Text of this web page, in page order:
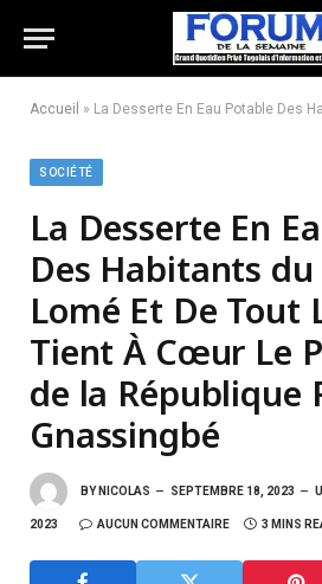
Accueil » La Desserte En Eau Potable Des Habitants du Grand Lomé Et De Tout Le Togo
SOCIÉTÉ
La Desserte En
Des Habitants du
Lomé Et De Tout
Tient À Cœur Le
de la République
Gnassingbé
BY NICOLAS SEPTEMBRE 18, 2023
2023 AUCUN COMMENTAIRE 3 MINS